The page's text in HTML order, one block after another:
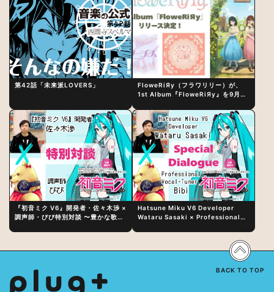
第42話「未来派LOVERS」
FloweRiЯy（フラワリリー）が、
1st Album『FloweRiЯy』を9月23
『初音ミク V6』開発者・佐々木渉 ×
調声師・びび特別対談 〜豊かな歌声
Hatsune Miku V6 Developer
Wataru Sasaki × Professional
Vocal Expression Lies in “Love
for the singing characters” and
BACK TO TOP